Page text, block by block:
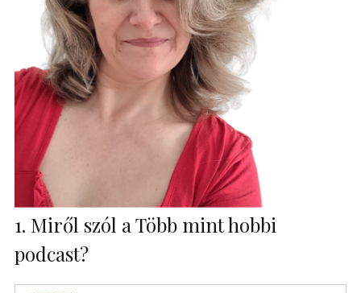
1. Miről szól a Több mint hobbi
podcast?